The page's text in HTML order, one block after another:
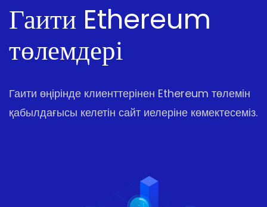
Гаити Ethereum
төлемдері
Гаити өңірінде клиенттерінен Ethereum төлемін
қабылдағысы келетін сайт иелеріне көмектесеміз.